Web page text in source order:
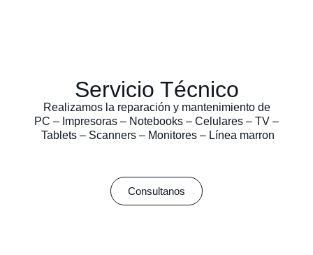
Servicio Técnico
Realizamos la reparación y mantenimiento de
PC – Impresoras – Notebooks – Celulares – TV –
Tablets – Scanners – Monitores – Línea marron
Consultanos